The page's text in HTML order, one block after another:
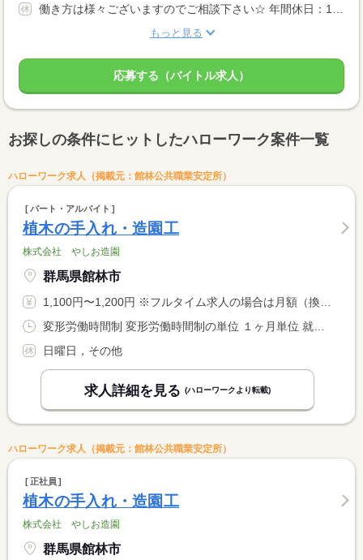
働き方は様々ございますのでご相談下さい☆ 年間休日：125日 祝日はお休みなので長期休暇も！ GW休みあり 夏季休暇あり 年末年始あり
もっと見る
応募する（バイトル求人）
お探しの条件にヒットしたハローワーク案件一覧
ハローワーク求人（掲載元：館林公共職業安定所）
パート・アルバイト
植木の手入れ・造園工
株式会社 やしお造園
群馬県館林市
1,100円〜1,200円 ※フルタイム求人の場合は月額（換算額）、パート求人の場合は時間額を表示しています。
変形労働時間制 変形労働時間制の単位 １ヶ月単位 就業時間１ 8時00分〜17時00分 又は 〜の時間の間の7時間 就業時間に関する特記事項 月に１０〜１５日位 労働日数については相談可
日曜日，その他
求人詳細を見る (ハローワークより転載)
ハローワーク求人（掲載元：館林公共職業安定所）
正社員
植木の手入れ・造園工
株式会社 やしお造園
群馬県館林市